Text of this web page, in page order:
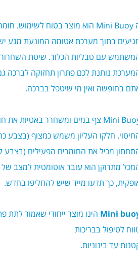
Mini Buoy הוא מוצר בטוח לשימוש.
בתוך מערכת אטומה המונעת מגע
עם טבליות הכלור. שיטת
נותנת לכם פתרון תחזוקה לברכה
בחופשה ואין מי שיטפל בברכה.
Mini צףבמים ומשחררבאטיותאת
. חלקו העליון משמשכמצוף(בצבע
מכילאת החומרים הפעילים (בצבע
מתרוקן הוא עובראוטומטיתלמצב של
, כך תדעו מייד שישלהחליפו בחדש.
Mini הינו מוצר ייחודי שאמור לתת
לטיפול בבריכות
עד בינוניות.